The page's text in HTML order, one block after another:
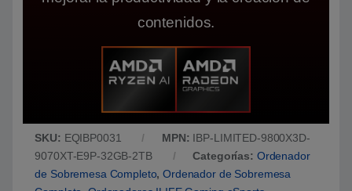
contenidos.
SKU: EQIBP0031 MPN: IBP-LIMITED-9800X3D-
9070XT-E9P-32GB-2TB
Categorías: Ordenador
de Sobremesa Completo,Ordenador de Sobremesa